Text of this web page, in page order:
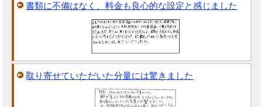
書類に不備はなく、料金も良心的な設定と感じました
取り寄せていただいた分量には驚きました